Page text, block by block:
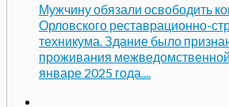
Мужчину обязали освободить
Орловского реставрационно-
техникума. Здание было
проживания
январе 2025 года....